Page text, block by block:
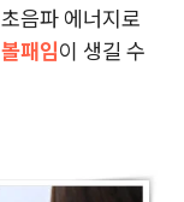
음파 에너지로
볼패임이 생길 수